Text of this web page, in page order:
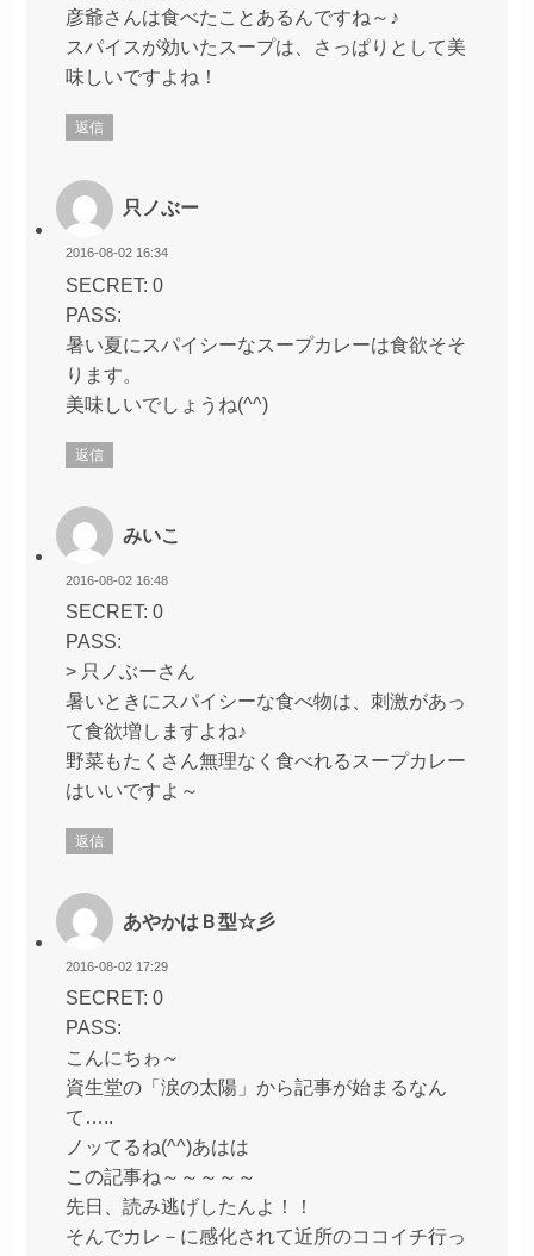
彦爺さんは食べたことあるんですね～♪
スパイスが効いたスープは、さっぱりとして美
味しいですよね！
返信
只ノぶー
2016-08-02 16:34
SECRET: 0
PASS:
暑い夏にスパイシーなスープカレーは食欲そそ
ります。
美味しいでしょうね(^^)
返信
みいこ
2016-08-02 16:48
SECRET: 0
PASS:
> 只ノぶーさん
暑いときにスパイシーな食べ物は、刺激があっ
て食欲増しますよね♪
野菜もたくさん無理なく食べれるスープカレー
はいいですよ～
返信
あやかはＢ型☆彡
2016-08-02 17:29
SECRET: 0
PASS:
こんにちゎ～
資生堂の「涙の太陽」から記事が始まるなん
て…..
ノッてるね(^^)あはは
この記事ね～～～～～
先日、読み逃げしたんよ！！
そんでカレ－に感化されて近所のココイチ行っ